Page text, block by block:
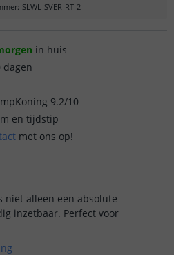
: SLWL-SVER-RT-2
in huis
9.2/10
en tijdstip
met ons op!
niet alleen een absolute
inzetbaar. Perfect voor